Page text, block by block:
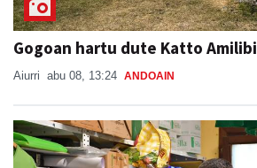
Gogoan hartu dute Katto
Aiurri abu 08, 13:24 ANDOAIN